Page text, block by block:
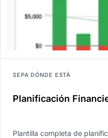
SEPA DÓNDE ESTÁ
Planificación
Plantilla completa de